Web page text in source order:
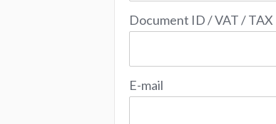
Document ID / VAT /
E-mail